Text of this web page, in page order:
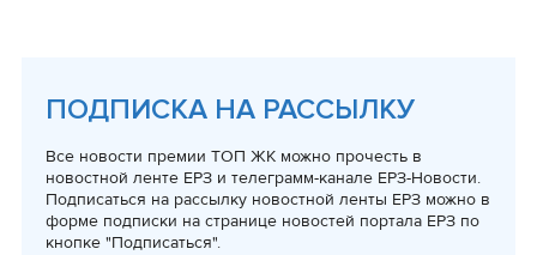
ПОДПИСКА НА РАССЫЛКУ
Все новости премии ТОП ЖК можно прочесть в
новостной ленте ЕРЗ и телеграмм-канале ЕРЗ-Новости.
Подписаться на рассылку новостной ленты ЕРЗ можно в
форме подписки на странице новостей портала ЕРЗ по
кнопке "Подписаться".